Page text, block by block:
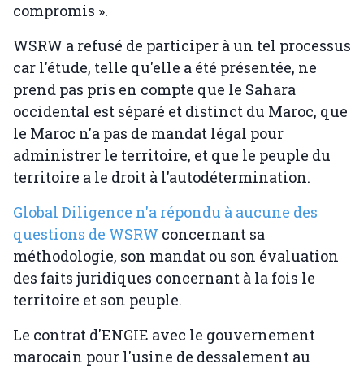
compromis ».
WSRW a refusé de participer à un tel processus
car l'étude, telle qu'elle a été présentée, ne
prend pas pris en compte que le Sahara
occidental est séparé et distinct du Maroc, que
le Maroc n'a pas de mandat légal pour
administrer le territoire, et que le peuple du
territoire a le droit à l’autodétermination.
Global Diligence n'a répondu à aucune des
questions de WSRW concernant sa
méthodologie, son mandat ou son évaluation
des faits juridiques concernant à la fois le
territoire et son peuple.
Le contrat d'ENGIE avec le gouvernement
marocain pour l'usine de dessalement au